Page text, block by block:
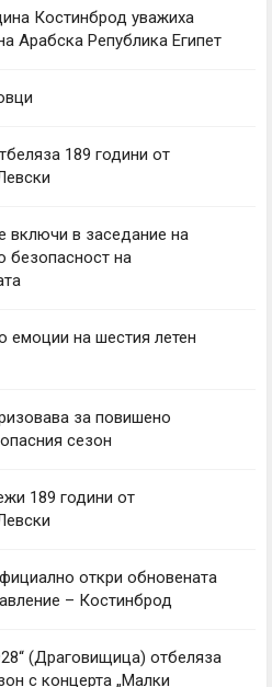
Костинброд уважиха
Арабска Република Египет
189 години от
в заседание на
безопасност на
емоции на шестия летен
за повишено
сезон
189 години от
откри обновената
– Костинброд
(Драговищица) отбеляза
с концерта „Малки